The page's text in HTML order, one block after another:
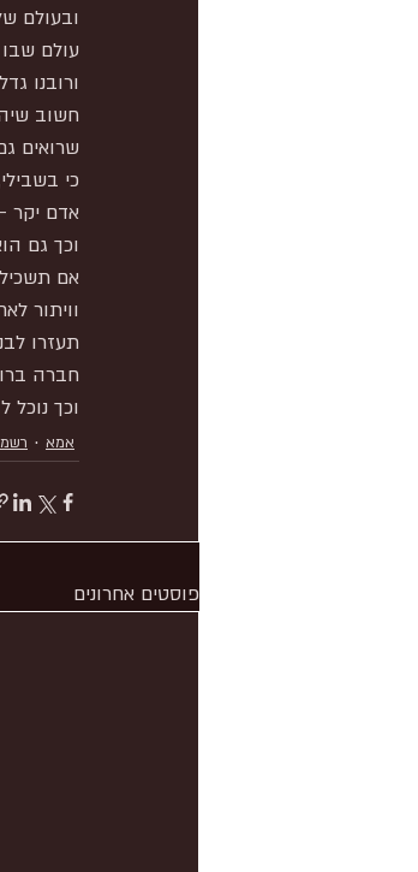
ובעולם
עולם
ורובנו
חשוב
שרואים
כי
אדם יקר
וכך גם
אם
וויתור
תעזרו
חברה
וכך נוכל
אמא
פוסטים אחרונים